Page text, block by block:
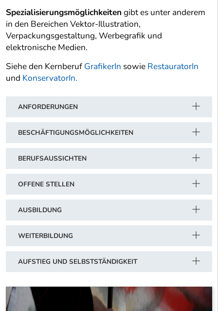
Spezialisierungsmöglichkeiten gibt es unter anderem
in den Bereichen Vektor-Illustration,
Verpackungsgestaltung, Werbegrafik und
elektronische Medien.
Siehe den Kernberuf GrafikerIn sowie RestauratorIn
und KonservatorIn.
ANFORDERUNGEN
BESCHÄFTIGUNGSMÖGLICHKEITEN
BERUFSAUSSICHTEN
OFFENE STELLEN
AUSBILDUNG
WEITERBILDUNG
AUFSTIEG UND SELBSTSTÄNDIGKEIT